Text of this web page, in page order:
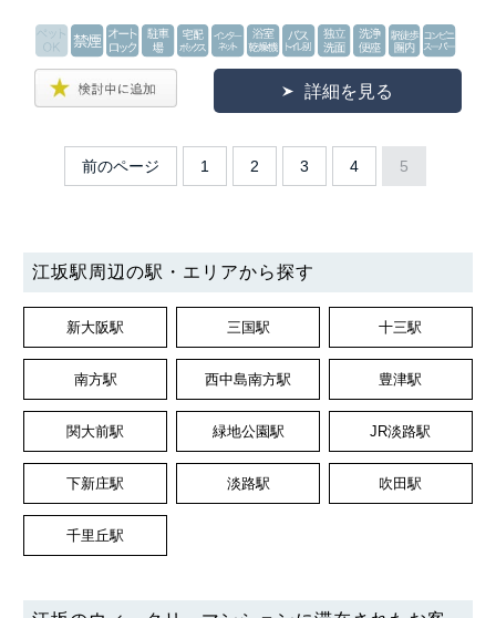
詳細を見る
前のページ 1 2 3 4 5
江坂駅周辺の駅・エリアから探す
新大阪駅 三国駅 十三駅
南方駅 西中島南方駅 豊津駅
関大前駅 緑地公園駅 JR淡路駅
下新庄駅 淡路駅 吹田駅
千里丘駅